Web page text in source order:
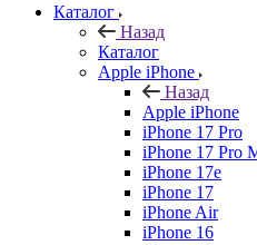
Каталог
Назад
Каталог
Apple iPhone
Назад
Apple iPhone
iPhone 17 Pro
iPhone 17 Pro
iPhone 17e
iPhone 17
iPhone Air
iPhone 16